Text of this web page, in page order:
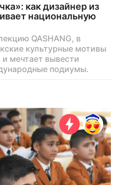
как дизайнер из
национальную
QASHANG, в
культурные мотивы
мечтает вывести
подиумы.